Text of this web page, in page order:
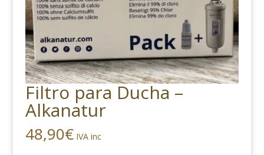
Filtro para Ducha –
Alkanatur
48,90€ IVA inc